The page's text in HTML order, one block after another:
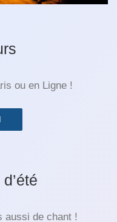
ou en Ligne !
aussi de chant !